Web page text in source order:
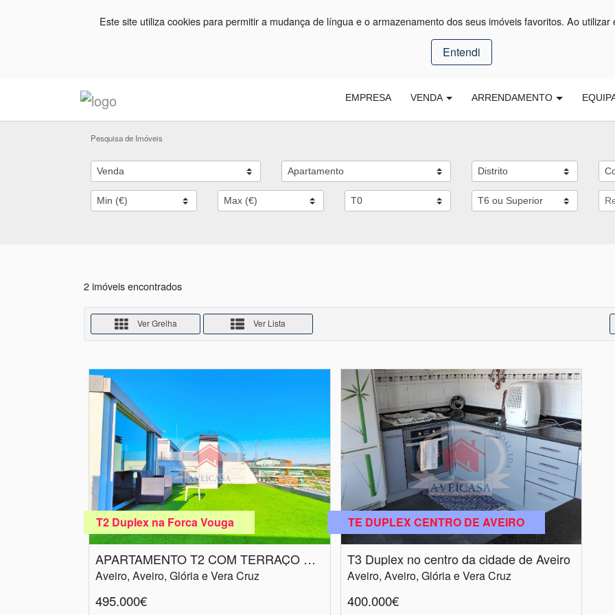
Este site utiliza cookies para permitir a mudança de língua e o armazenamento dos seus imóveis favoritos. Ao
Entendi
EMPRESA VENDA ARRENDAMENTO
Pesquisa de Imóveis
2 imóveis encontrados
Ver Grelha Ver Lista
T2 Duplex na Forca Vouga
APARTAMENTO T2 COM TERRAÇO NA FORCA VOUGA
Aveiro, Aveiro, Glória e Vera Cruz
495.000€
TE DUPLEX CENTRO DE AVEIRO
T3 Duplex no centro da cidade de Aveiro
Aveiro, Aveiro, Glória e Vera Cruz
400.000€